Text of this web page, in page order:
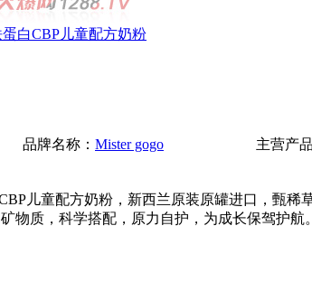
蛋白CBP儿童配方奶粉
品牌名称： Mister gogo 主营产品
儿童配方奶粉，新西兰原装原罐进口，甄稀
物质，科学搭配，原力自护，为成长保驾护航。